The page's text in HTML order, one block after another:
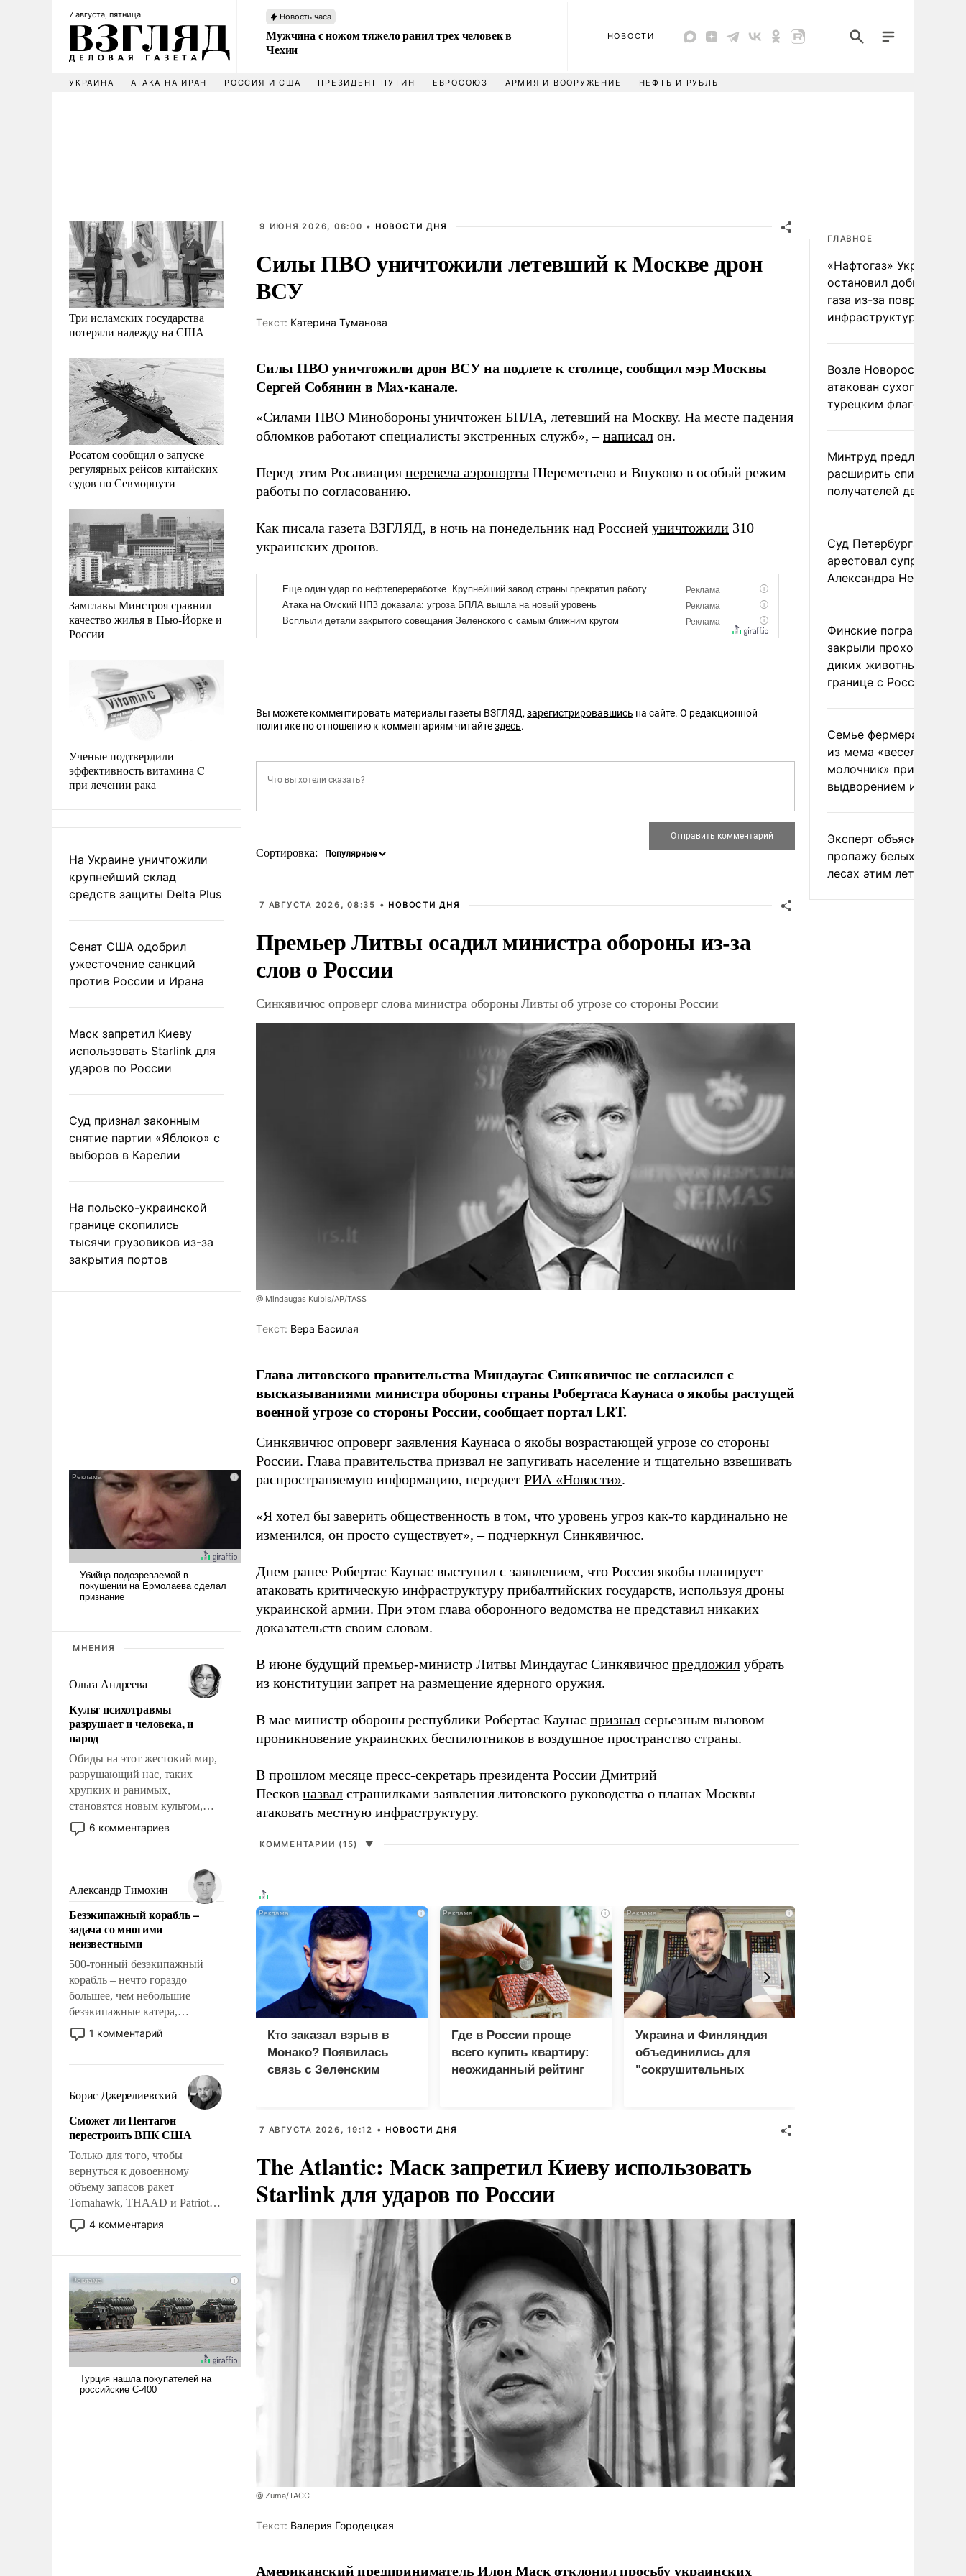
7 августа, пятница Новость часа
Мужчина с ножом тяжело ранил трех человек в
Чехии
НОВОСТИ
УКРАИНА АТАКА НА ИРАН РОССИЯ И США ПРЕЗИДЕНТ ПУТИН ЕВРОСОЮЗ АРМИЯ И ВООРУЖЕНИЕ НЕФТЬ И РУБЛЬ
Три исламских государства
потеряли надежду на США
Росатом сообщил о запуске
регулярных рейсов китайских
судов по Севморпути
Замглавы Минстроя сравнил
качество жилья в Нью-Йорке и
России
Ученые подтвердили
эффективность витамина C
при лечении рака
На Украине уничтожили
крупнейший склад
средств защиты Delta Plus
Сенат США одобрил
ужесточение санкций
против России и Ирана
Маск запретил Киеву
использовать Starlink для
ударов по России
Суд признал законным
снятие партии «Яблоко» с
выборов в Карелии
На польско-украинской
границе скопились
тысячи грузовиков из-за
закрытия портов
МНЕНИЯ
Ольга Андреева
Культ психотравмы
разрушает и человека, и
народ
Обиды на этот жестокий мир,
разрушающий нас, таких
хрупких и ранимых,
становятся новым культом,
постепенно вытесняя и
отменяя традиционное
мужественным и твердым под
ударами судьбы, брать на себя
ответственность, помогать
слабым, идти вперед и
адаптироваться.
6 комментариев
Александр Тимохин
Безэкипажный корабль –
задача со многими
неизвестными
500-тонный безэкипажный
корабль – нечто гораздо
большее, чем небольшие
безэкипажные катера,
применение которых уже
стало обыденностью. Задача по
сложна и амбициозна. Однако
и ее реализация радикально
поднимет наши боевые
возможности.
1 комментарий
Борис Джерелиевский
Сможет ли Пентагон
перестроить ВПК США
Только для того, чтобы
вернуться к довоенному
объему запасов ракет
Tomahawk, THAAD и Patriot
США потребуется более трех
лет. Даже небольшая война с
Сложившаяся ситуация
означает многолетний период
уязвимости США, например,
перед Китаем.
4 комментария
9 ИЮНЯ 2026, 06:00 • НОВОСТИ ДНЯ
Силы ПВО уничтожили летевший к Москве дрон
ВСУ
Tекст: Катерина Туманова
Силы ПВО уничтожили дрон ВСУ на подлете к столице, сообщил мэр Москвы
Сергей Собянин в Max-канале.
«Силами ПВО Минобороны уничтожен БПЛА, летевший на Москву. На месте падения
обломков работают специалисты экстренных служб», –написал он.
Перед этим Росавиация перевела аэропорты Шереметьево и Внуково в особый режим
работы по согласованию.
Как писала газета ВЗГЛЯД, в ночь на понедельник над Россией уничтожили 310
украинских дронов.
Вы можете комментировать материалы газеты ВЗГЛЯД, зарегистрировавшись на сайте. О редакционной
политике по отношению к комментариям читайтездесь.
Сортировка:
7 АВГУСТА 2026, 08:35 • НОВОСТИ ДНЯ
Премьер Литвы осадил министра обороны из-за
слов о России
Синкявичюс опроверг слова министра обороны Ливты об угрозе со стороны России
@ Mindaugas Kulbis/AP/TASS
Tекст: Вера Басилая
Глава литовского правительства Миндаугас Синкявичюс не согласился с
высказываниями министра обороны страны Робертаса Каунаса о якобы растущей
военной угрозе со стороны России, сообщает портал LRT.
Синкявичюс опроверг заявления Каунаса о якобы возрастающей угрозе со стороны
России. Глава правительства призвал не запугивать население и тщательно взвешивать
распространяемую информацию, передает РИА «Новости».
«Я хотел бы заверить общественность в том, что уровень угроз как-то кардинально не
изменился, он просто существует», – подчеркнул Синкявичюс.
Днем ранее Робертас Каунас выступил с заявлением, что Россия якобы планирует
атаковать критическую инфраструктуру прибалтийских государств, используя дроны
украинской армии. При этом глава оборонного ведомства не представил никаких
доказательств своим словам.
В июне будущий премьер-министр Литвы Миндаугас Синкявичюс предложил убрать
из конституции запрет на размещение ядерного оружия.
В мае министр обороны республики Робертас Каунас признал серьезным вызовом
проникновение украинских беспилотников в воздушное пространство страны.
В прошлом месяце пресс-секретарь президента России Дмитрий
Песков назвал страшилками заявления литовского руководства о планах Москвы
атаковать местную инфраструктуру.
КОММЕНТАРИИ (15) ▼
i
Кто заказал взрыв в
Монако? Появилась
связь с Зеленским
i
Где в России проще
всего купить квартиру:
неожиданный рейтинг
i
Украина и Финляндия
объединились для
"сокрушительных
7 АВГУСТА 2026, 19:12 • НОВОСТИ ДНЯ
The Atlantic: Маск запретил Киеву использовать
Starlink для ударов по России
@ Zuma/ТАСС
Tекст: Валерия Городецкая
Американский предприниматель Илон Маск отклонил просьбу украинских
ГЛАВНОЕ
«Нафтогаз» Украины
остановил добычу
газа из-за повреждения
инфраструктуры
Возле Новороссийска
атакован сухогруз под
турецким флагом
Минтруд предложил
расширить список
получателей двух
Суд Петербурга заочно
арестовал супругу
Александра Невзорова
Финские пограничники
закрыли проходы для
диких животных на
границе с Россией
Семье фермера
из мема «веселый
молочник» пригрозили
выдворением из
Эксперт объяснил
пропажу белых грибов
лесах этим летом